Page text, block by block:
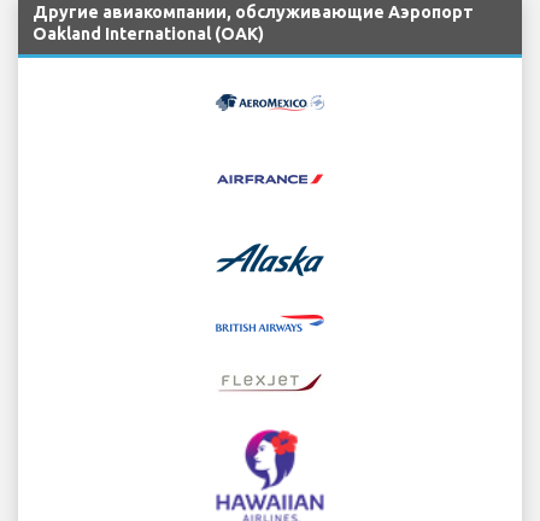
Другие авиакомпании, обслуживающие Аэропорт
Oakland International (OAK)